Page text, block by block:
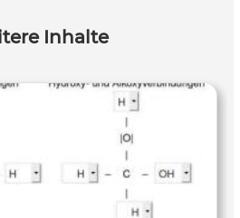
Inhalte